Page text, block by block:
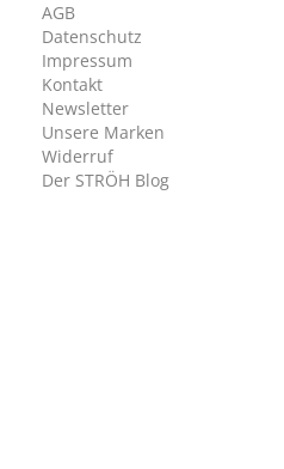
AGB
Datenschutz
Impressum
Kontakt
Newsletter
Unsere Marken
Widerruf
Der STRÖH Blog